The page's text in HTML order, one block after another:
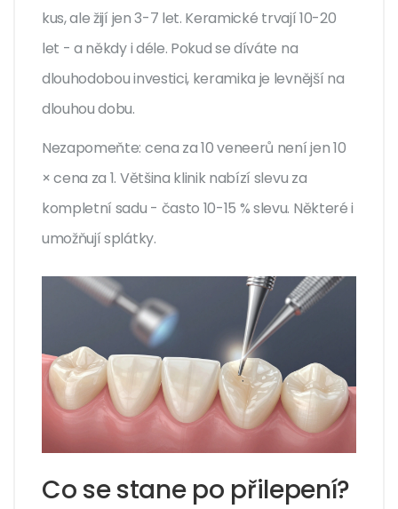
kus, ale žijí jen 3-7 let. Keramické trvají 10-20
let - a někdy i déle. Pokud se díváte na
dlouhodobou investici, keramika je levnější na
dlouhou dobu.
Nezapomeňte: cena za 10 veneerů není jen 10
× cena za 1. Většina klinik nabízí slevu za
kompletní sadu - často 10-15 % slevu. Některé i
umožňují splátky.
Co se stane po přilepení?